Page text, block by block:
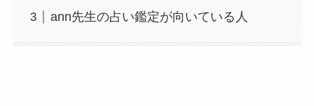
ann先生の占い鑑定が向いている人